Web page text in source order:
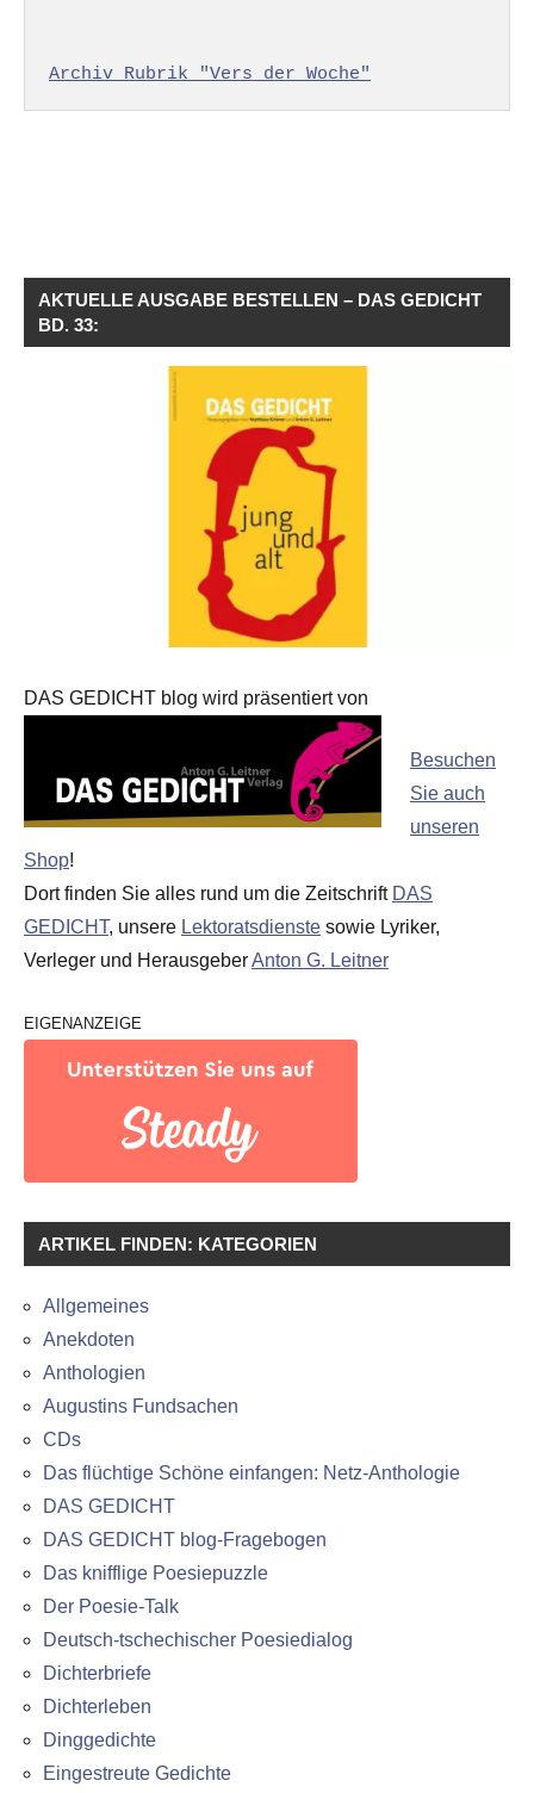
Archiv Rubrik "Vers der Woche"
AKTUELLE AUSGABE BESTELLEN – DAS GEDICHT
BD. 33:
DAS GEDICHT blog wird präsentiert von
Besuchen
Sie auch
unseren
Shop!
Dort finden Sie alles rund um die Zeitschrift DAS
GEDICHT, unsere Lektoratsdienste sowie Lyriker,
Verleger und HerausgeberAnton G. Leitner
EIGENANZEIGE
ARTIKEL FINDEN: KATEGORIEN
Allgemeines
Anekdoten
Anthologien
Augustins Fundsachen
CDs
Das flüchtige Schöne einfangen: Netz-Anthologie
DAS GEDICHT
DAS GEDICHT blog-Fragebogen
Das knifflige Poesiepuzzle
Der Poesie-Talk
Deutsch-tschechischer Poesiedialog
Dichterbriefe
Dichterleben
Dinggedichte
Eingestreute Gedichte